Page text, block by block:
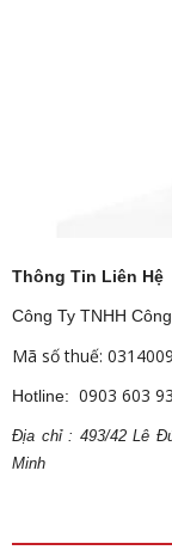
Thông Tin Liên Hệ
Công Ty TNHH
Mã số thuế:
Hotline: 0903 603
Địa chỉ : 493/42 Lê
Minh